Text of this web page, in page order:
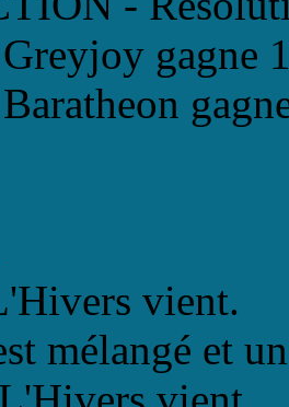
gagne
vient.
mélangé et